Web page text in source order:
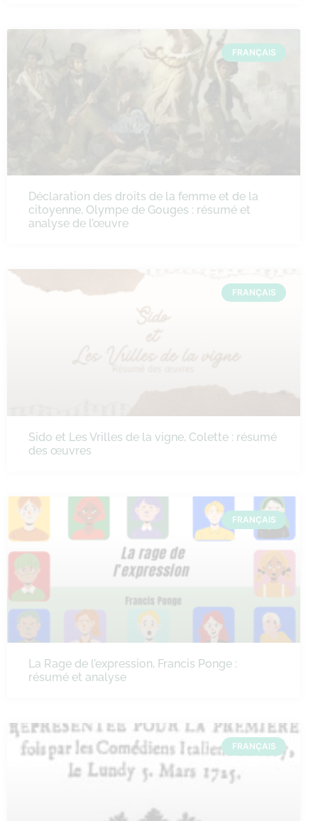
FRANÇAIS
Déclaration des droits de la femme et de la
citoyenne, Olympe de Gouges : résumé et
analyse de l’œuvre
FRANÇAIS
Sido et Les Vrilles de la vigne, Colette : résumé
des œuvres
FRANÇAIS
La Rage de l’expression, Francis Ponge :
résumé et analyse
FRANÇAIS